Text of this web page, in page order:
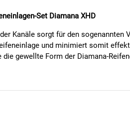
Set Diamana XHD
Kanäle sorgt für den
und minimiert somit
die gewellte Form der Diamana-
Duty-Ausführung ist speziell